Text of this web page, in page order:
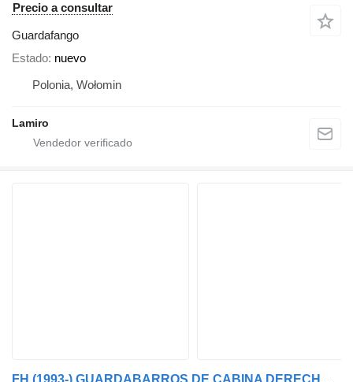
Precio a consultar
Guardafango
Estado nuevo
Polonia, Wołomin
Lamiro